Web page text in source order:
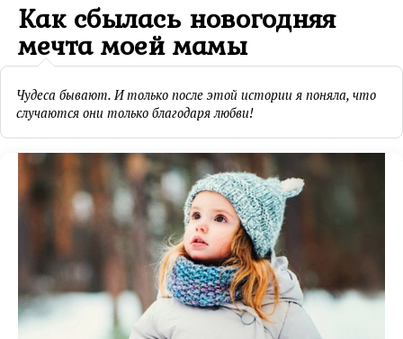
Как сбылась новогодняя
мечта моей мамы
Чудеса бывают. И только после этой истории я поняла, что
случаются они только благодаря любви!